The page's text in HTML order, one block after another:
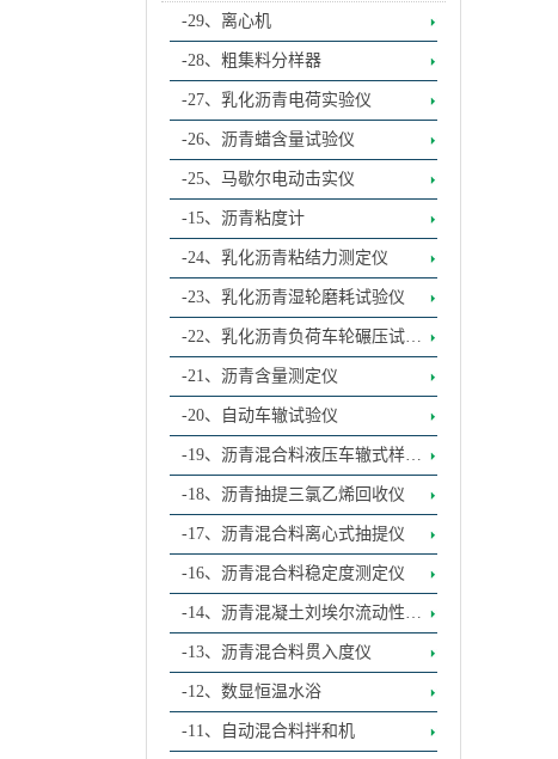
-29、离心机
-28、粗集料分样器
-27、乳化沥青电荷实验仪
-26、沥青蜡含量试验仪
-25、马歇尔电动击实仪
-15、沥青粘度计
-24、乳化沥青粘结力测定仪
-23、乳化沥青湿轮磨耗试验仪
-22、乳化沥青负荷车轮碾压试验
仪
-21、沥青含量测定仪
-20、自动车辙试验仪
-19、沥青混合料液压车辙式样成
型机
-18、沥青抽提三氯乙烯回收仪
-17、沥青混合料离心式抽提仪
-16、沥青混合料稳定度测定仪
-14、沥青混凝土刘埃尔流动性试
验仪
-13、沥青混合料贯入度仪
-12、数显恒温水浴
-11、自动混合料拌和机